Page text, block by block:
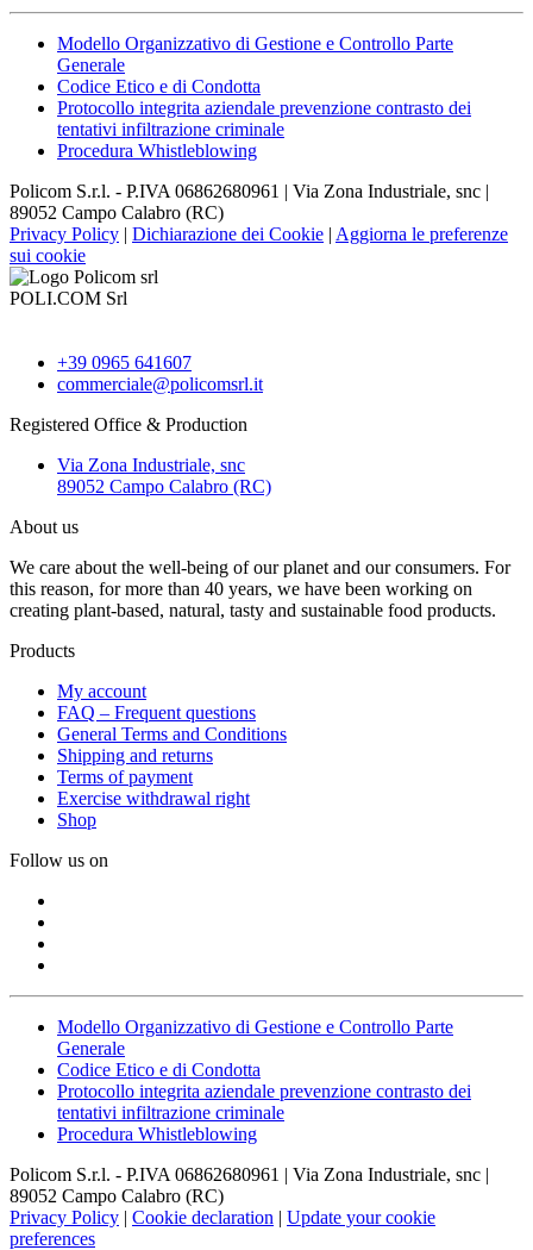
Modello Organizzativo di Gestione e Controllo Parte
Generale
Codice Etico e di Condotta
Protocollo integrita aziendale prevenzione contrasto dei
tentativi infiltrazione criminale
Procedura Whistleblowing
Policom S.r.l. - P.IVA 06862680961 | Via Zona Industriale, snc |
89052 Campo Calabro (RC)
Privacy Policy | Dichiarazione dei Cookie | Aggiorna le preferenze
sui cookie
POLI.COM Srl
+39 0965 641607
commerciale@policomsrl.it
Registered Office & Production
Via Zona Industriale, snc
89052 Campo Calabro (RC)
About us
We care about the well-being of our planet and our consumers. For
this reason, for more than 40 years, we have been working on
creating plant-based, natural, tasty and sustainable food products.
Products
My account
FAQ – Frequent questions
General Terms and Conditions
Shipping and returns
Terms of payment
Exercise withdrawal right
Shop
Follow us on
Modello Organizzativo di Gestione e Controllo Parte
Generale
Codice Etico e di Condotta
Protocollo integrita aziendale prevenzione contrasto dei
tentativi infiltrazione criminale
Procedura Whistleblowing
Policom S.r.l. - P.IVA 06862680961 | Via Zona Industriale, snc |
89052 Campo Calabro (RC)
Privacy Policy | Cookie declaration | Update your cookie
preferences